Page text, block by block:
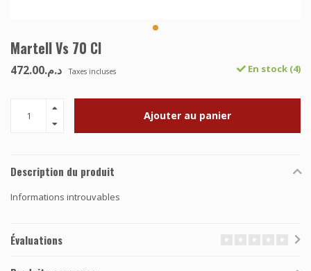
Martell Vs 70 Cl
د.م.472.00 Taxes incluses En stock (4)
Ajouter au panier
Description du produit
Informations introuvables
Évaluations